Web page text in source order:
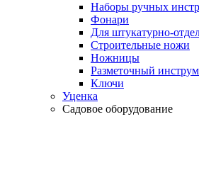
Наборы ручных
Фонари
Для штукатурно-
Строительные ножи
Ножницы
Разметочный
Ключи
Уценка
Садовое оборудование